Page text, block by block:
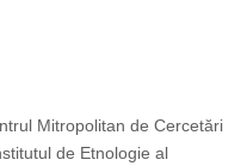
Mitropolitan de Cercetări
de Etnologie al